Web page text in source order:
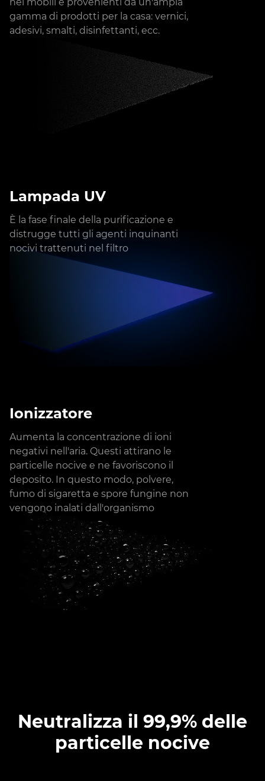
nei mobili e provenienti da un'ampia
gamma di prodotti per la casa: vernici,
adesivi, smalti, disinfettanti, ecc.
Lampada UV
È la fase finale della purificazione e
distrugge tutti gli agenti inquinanti
nocivi trattenuti nel filtro
Ionizzatore
Aumenta la concentrazione di ioni
negativi nell'aria. Questi attirano le
particelle nocive e ne favoriscono il
deposito. In questo modo, polvere,
fumo di sigaretta e spore fungine non
vengono inalati dall'organismo
Neutralizza il 99,9% delle
particelle nocive